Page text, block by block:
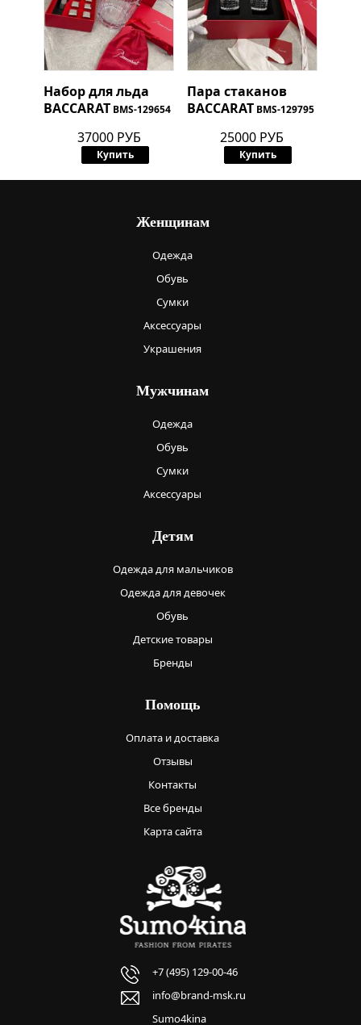
Набор для льда
BACCARAT BMS-129654
37000 РУБ
Купить
Пара стаканов
BACCARAT BMS-129795
25000 РУБ
Купить
Женщинам
Одежда
Обувь
Сумки
Аксессуары
Украшения
Мужчинам
Одежда
Обувь
Сумки
Аксессуары
Детям
Одежда для мальчиков
Одежда для девочек
Обувь
Детские товары
Бренды
Помощь
Оплата и доставка
Отзывы
Контакты
Все бренды
Карта сайта
+7 (495) 129-00-46
info@brand-msk.ru
Sumo4kina